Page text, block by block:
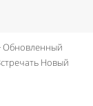
Обновленный
Новый